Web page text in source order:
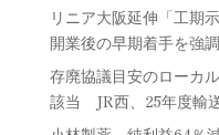
リニア大阪延伸「工期
開業後の早期着手を強調
存廃協議目安のローカ
該当 JR西、25年度輸